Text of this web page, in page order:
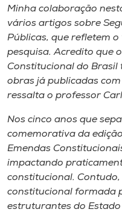
A+
A-
Minha colaboração
vários artigos sobre
Públicas, que refletem
pesquisa. Acredito que
Constitucional do Brasil
obras já publicadas
ressalta o professor
Nos cinco anos que
comemorativa da
Emendas
impactando
constitucional.
constitucional formada
estruturantes do